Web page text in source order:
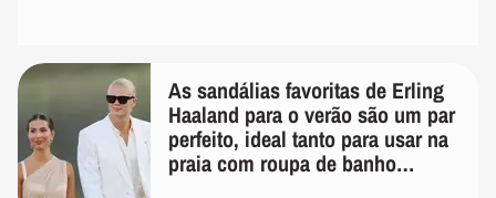
As sandálias favoritas de Erling
Haaland para o verão são um par
perfeito, ideal tanto para usar na
praia com roupa de banho